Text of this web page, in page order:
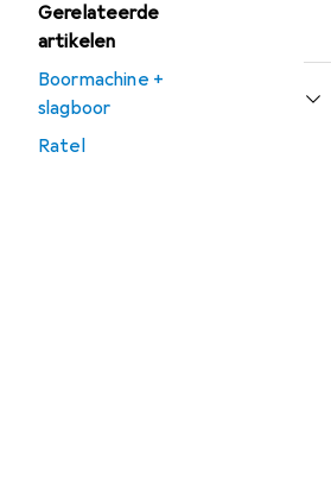
Gerelateerde
artikelen
Boormachine +
slagboor
Ratel